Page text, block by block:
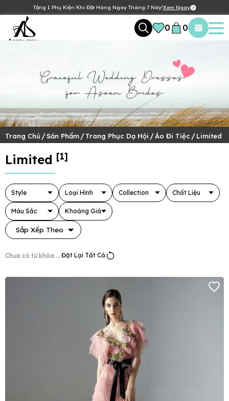
Tặng 1 Phụ Kiện Khi Đặt Hàng Ngay Tháng 7 Này!Xem Ngay
0 0
Trang Chủ /Sản Phẩm/Trang Phục Dạ Hội /Áo Đi Tiệc /Limited
Limited [1]
Style Loại Hình Collection Chất Liệu
Màu Sắc Khoảng Giá
Chưa có từ khóa ... Đặt Lại Tất Cả